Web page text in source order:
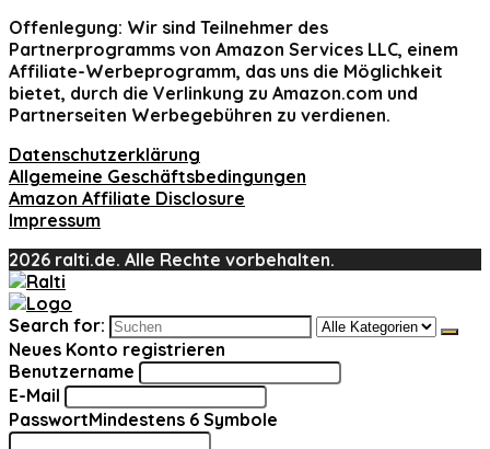
Offenlegung: Wir sind Teilnehmer des
Partnerprogramms von Amazon Services LLC, einem
Affiliate-Werbeprogramm, das uns die Möglichkeit
bietet, durch die Verlinkung zu Amazon.com und
Partnerseiten Werbegebühren zu verdienen.
Datenschutzerklärung
Allgemeine Geschäftsbedingungen
Amazon Affiliate Disclosure
Impressum
2026 ralti.de. Alle Rechte vorbehalten.
Search for:
Neues Konto registrieren
Benutzername
E-Mail
PasswortMindestens 6 Symbole